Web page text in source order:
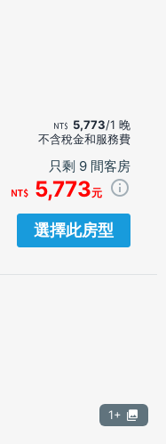
5,773/1 晚
不含稅金和服務費
只剩 9 間客房
5,773元
選擇此房型
1+